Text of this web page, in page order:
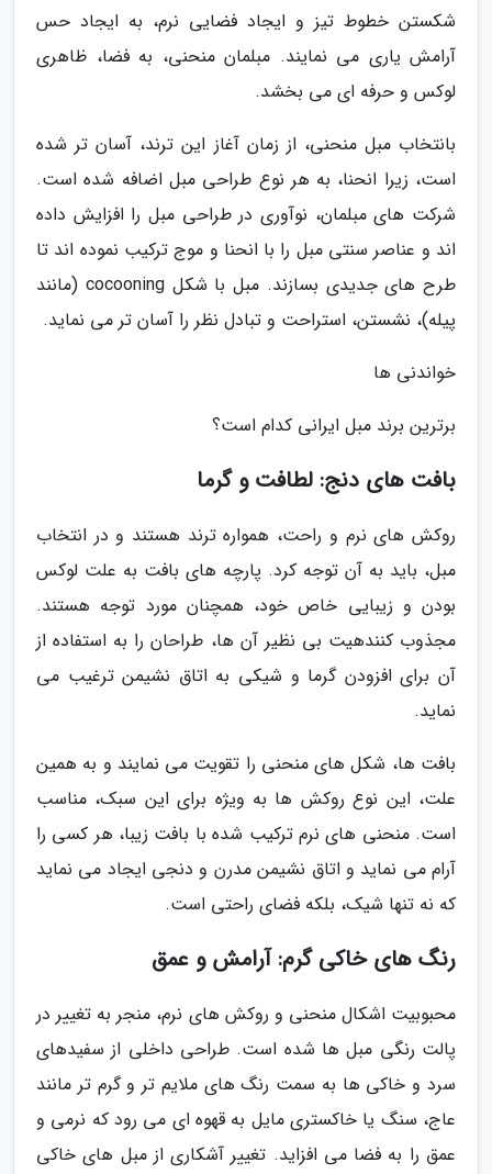
شکستن خطوط تیز و ایجاد فضایی نرم، به ایجاد حس
آرامش یاری می نمایند. مبلمان منحنی، به فضا، ظاهری
لوکس و حرفه ای می بخشد.
بانتخاب مبل منحنی، از زمان آغاز این ترند، آسان تر شده
است، زیرا انحنا، به هر نوع طراحی مبل اضافه شده است.
شرکت های مبلمان، نوآوری در طراحی مبل را افزایش داده
اند و عناصر سنتی مبل را با انحنا و موج ترکیب نموده اند تا
طرح های جدیدی بسازند. مبل با شکل cocooning (مانند
پیله)، نشستن، استراحت و تبادل نظر را آسان تر می نماید.
خواندنی ها
برترین برند مبل ایرانی کدام است؟
بافت های دنج: لطافت و گرما
روکش های نرم و راحت، همواره ترند هستند و در انتخاب
مبل، باید به آن توجه کرد. پارچه های بافت به علت لوکس
بودن و زیبایی خاص خود، همچنان مورد توجه هستند.
مجذوب کنندهیت بی نظیر آن ها، طراحان را به استفاده از
آن برای افزودن گرما و شیکی به اتاق نشیمن ترغیب می
نماید.
بافت ها، شکل های منحنی را تقویت می نمایند و به همین
علت، این نوع روکش ها به ویژه برای این سبک، مناسب
است. منحنی های نرم ترکیب شده با بافت زیبا، هر کسی را
آرام می نماید و اتاق نشیمن مدرن و دنجی ایجاد می نماید
که نه تنها شیک، بلکه فضای راحتی است.
رنگ های خاکی گرم: آرامش و عمق
محبوبیت اشکال منحنی و روکش های نرم، منجر به تغییر در
پالت رنگی مبل ها شده است. طراحی داخلی از سفیدهای
سرد و خاکی ها به سمت رنگ های ملایم تر و گرم تر مانند
عاج، سنگ یا خاکستری مایل به قهوه ای می رود که نرمی و
عمق را به فضا می افزاید. تغییر آشکاری از مبل های خاکی